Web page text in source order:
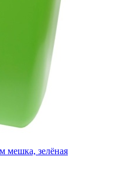
мешка, зелёная